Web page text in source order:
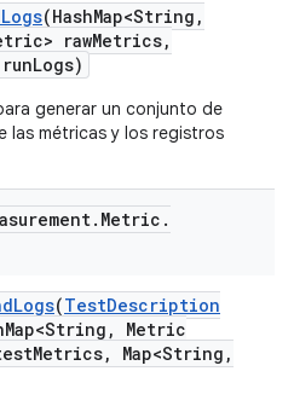
Logs(HashMap<String ,
rawMetrics,
Logs)
generar un conjunto de
las métricas y los registros
. Metric .
Logs(TestDescription
Map<String ,
Metric
Metrics, Map<String ,